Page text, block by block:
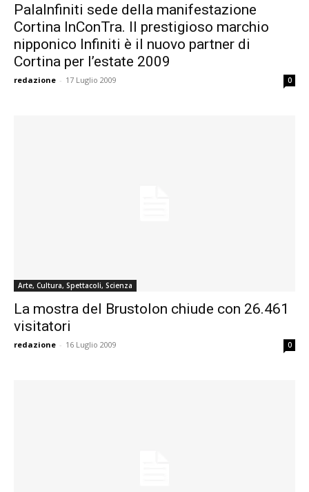
PalaInfiniti sede della manifestazione
Cortina InConTra. Il prestigioso marchio
nipponico Infiniti è il nuovo partner di
Cortina per l’estate 2009
redazione - 17 Luglio 2009 0
Arte, Cultura, Spettacoli, Scienza
La mostra del Brustolon chiude con 26.461
visitatori
redazione - 16 Luglio 2009 0